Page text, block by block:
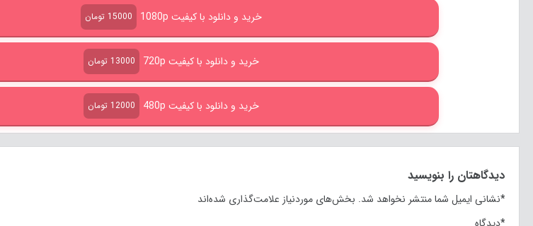
خرید و دانلود با کیفیت 1080p 15000 تومان
خرید و دانلود با کیفیت 720p 13000 تومان
خرید و دانلود با کیفیت 480p 12000 تومان
دیدگاهتان را بنویسید
نشانی ایمیل شما منتشر نخواهد شد. بخش‌های موردنیاز علامت‌گذاری شده‌اند
*